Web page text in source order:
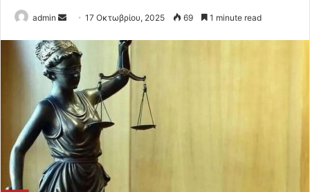
admin
Send
email
17 Οκτωβρίου, 2025 69 1 minute read